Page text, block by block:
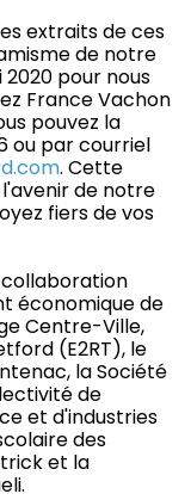
extraits de ces
de notre
2020 pour nous
France Vachon
pouvez la
ou par courriel
. Cette
de notre
fiers de vos
économique de
Centre-Ville,
(E2RT), le
la Société
de
et d'industries
des
et la